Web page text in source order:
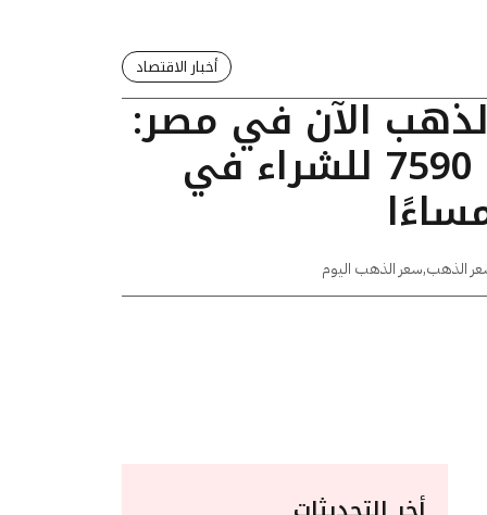
أخبار الاقتصاد
الآن في مصر:
عيار 24 يسجل 7590 للشراء في
الذهب,سعر الذهب اليوم